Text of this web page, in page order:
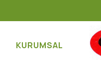
KURUMSAL